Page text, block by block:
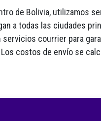
de Bolivia, utilizamos
a todas las ciudades
servicios courrier para
costos de envío se